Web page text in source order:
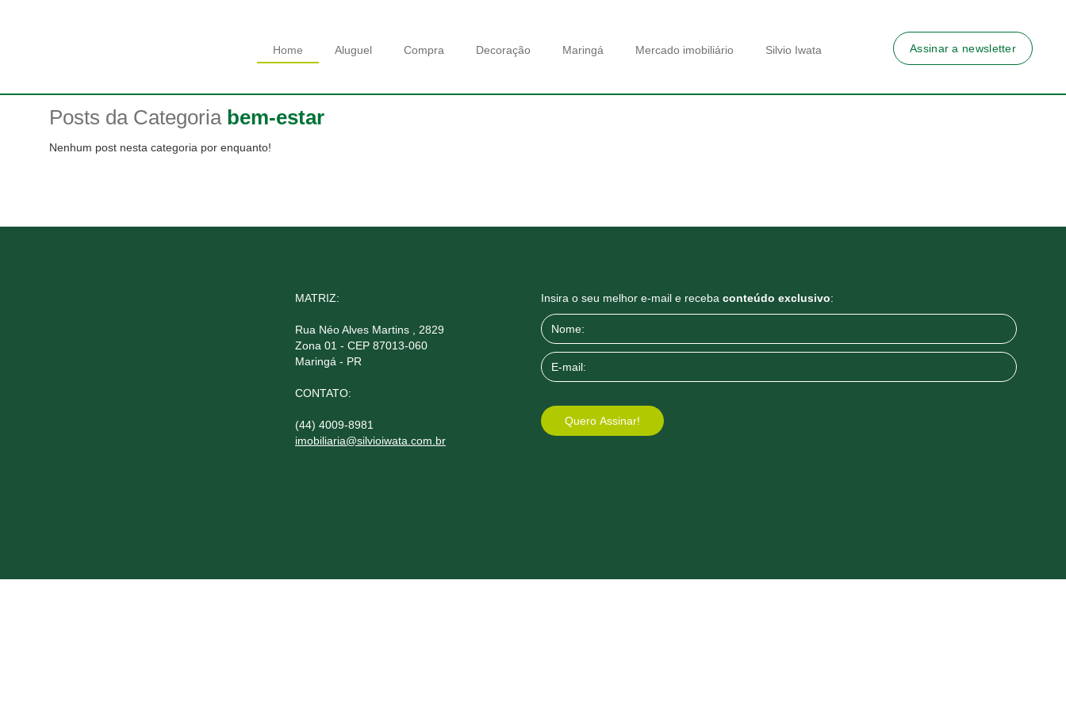
Home Aluguel Compra Decoração Maringá Mercado imobiliário Silvio Iwata Assinar a newsletter
Posts da Categoria bem-estar
Nenhum post nesta categoria por enquanto!
MATRIZ:
Rua Néo Alves Martins , 2829
Zona 01 - CEP 87013-060
Maringá - PR
CONTATO:
(44) 4009-8981
imobiliaria@silvioiwata.com.br
Insira o seu melhor e-mail e receba conteúdo exclusivo: